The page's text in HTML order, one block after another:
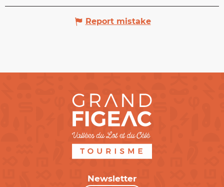
Report mistake
Newsletter